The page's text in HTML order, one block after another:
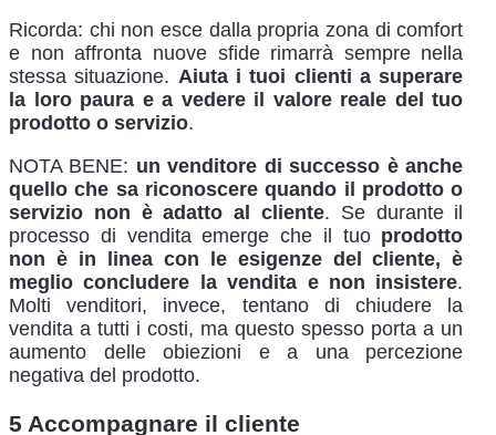
Ricorda: chi non esce dalla propria zona di comfort
e non affronta nuove sfide rimarrà sempre nella
stessa situazione. Aiuta i tuoi clienti a superare
la loro paura e a vedere il valore reale del tuo
prodotto o servizio.
NOTA BENE: un venditore di successo è anche
quello che sa riconoscere quando il prodotto o
servizio non è adatto al cliente. Se durante il
processo di vendita emerge che il tuo prodotto
non è in linea con le esigenze del cliente, è
meglio concludere la vendita e non insistere.
Molti venditori, invece, tentano di chiudere la
vendita a tutti i costi, ma questo spesso porta a un
aumento delle obiezioni e a una percezione
negativa del prodotto.
5 Accompagnare il cliente